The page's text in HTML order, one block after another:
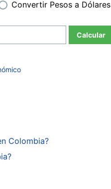
Convertir Pesos a Dólares
Calcular
Colombia?